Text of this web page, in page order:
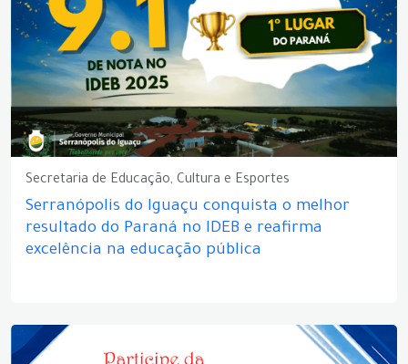
Secretaria de Educação, Cultura e Esportes
Serranópolis do Iguaçu conquista o melhor
resultado do Paraná no IDEB e reafirma
excelência na educação pública